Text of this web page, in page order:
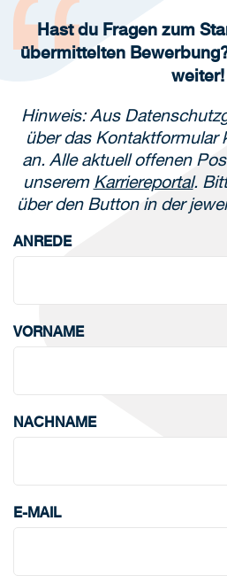
Hast du Fragen zum
übermittelten
weiter!
Hinweis: Aus
über das Kontaktformular
an. Alle aktuell offenen
unserem Karriereportal.
über den Button in der
ANREDE
VORNAME
NACHNAME
E-MAIL